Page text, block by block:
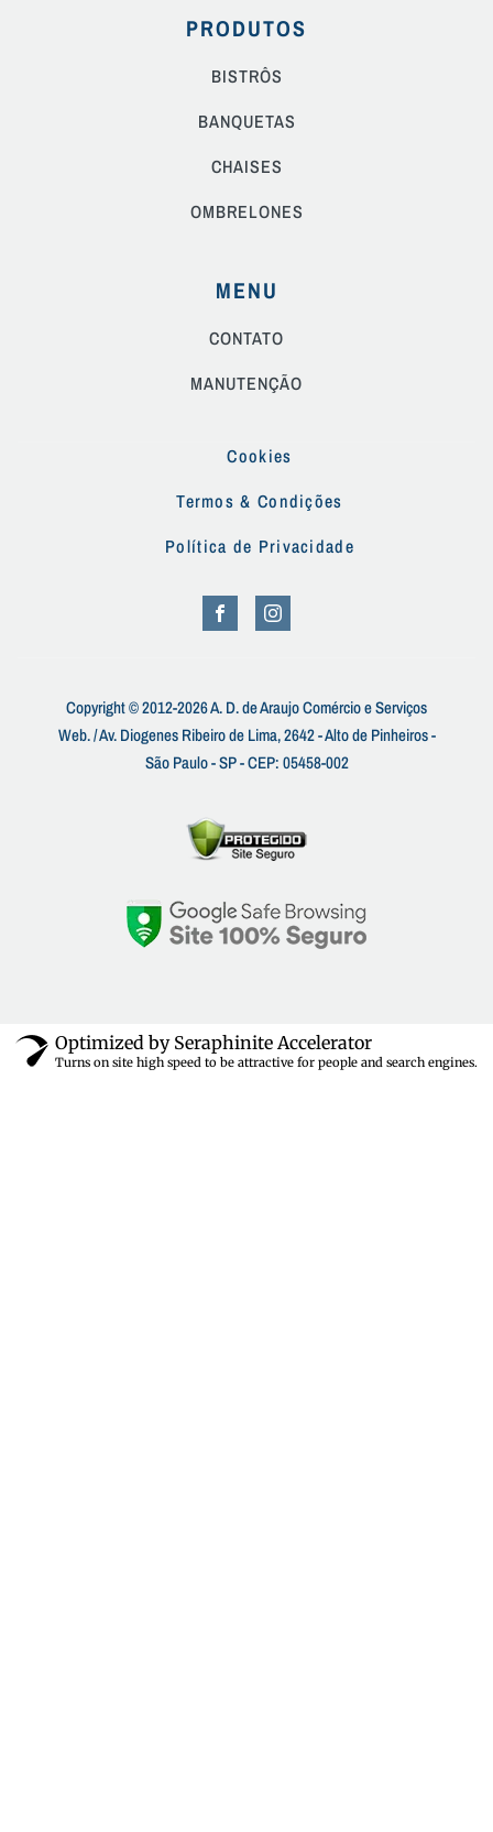
PRODUTOS
BISTRÔS
BANQUETAS
CHAISES
OMBRELONES
MENU
CONTATO
MANUTENÇÃO
Cookies
Termos & Condições
Política de Privacidade
Copyright © 2012-2026 A. D. de Araujo Comércio e Serviços
Web. / Av. Diogenes Ribeiro de Lima, 2642 - Alto de Pinheiros -
São Paulo - SP - CEP: 05458-002
Optimized by Seraphinite Accelerator
Turns on site high speed to be attractive for people and search engines.